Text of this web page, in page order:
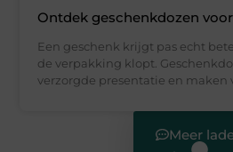
Ontdek geschenkdozen
Een geschenk krijgt pas echt
de verpakking klopt.
verzorgde presentatie en maken
Meer